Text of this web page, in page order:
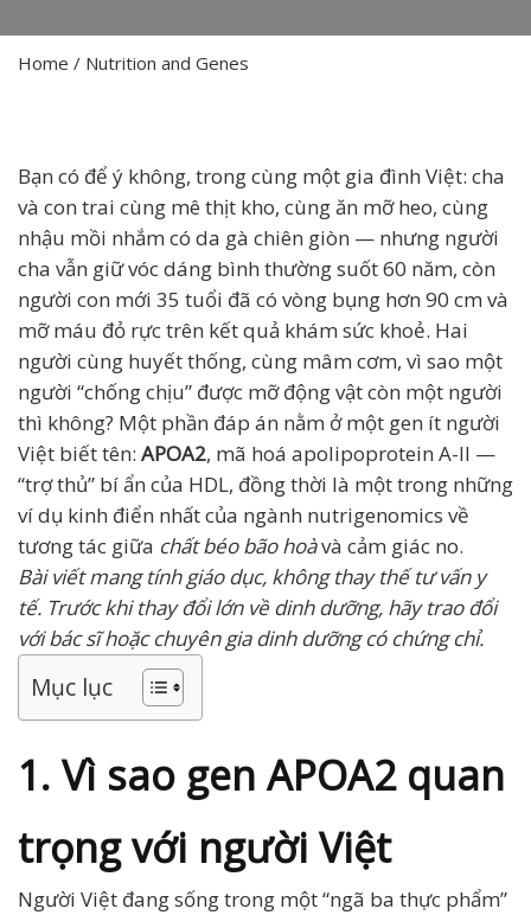
Home / Nutrition and Genes
Bạn có để ý không, trong cùng một gia đình Việt: cha
và con trai cùng mê thịt kho, cùng ăn mỡ heo, cùng
nhậu mồi nhắm có da gà chiên giòn — nhưng người
cha vẫn giữ vóc dáng bình thường suốt 60 năm, còn
người con mới 35 tuổi đã có vòng bụng hơn 90 cm và
mỡ máu đỏ rực trên kết quả khám sức khoẻ. Hai
người cùng huyết thống, cùng mâm cơm, vì sao một
người “chống chịu” được mỡ động vật còn một người
thì không? Một phần đáp án nằm ở một gen ít người
Việt biết tên: APOA2, mã hoá apolipoprotein A-II —
“trợ thủ” bí ẩn của HDL, đồng thời là một trong những
ví dụ kinh điển nhất của ngành nutrigenomics về
tương tác giữa chất béo bão hoàvà cảm giác no.
Bài viết mang tính giáo dục, không thay thế tư vấn y
tế. Trước khi thay đổi lớn về dinh dưỡng, hãy trao đổi
với bác sĩ hoặc chuyên gia dinh dưỡng có chứng chỉ.
Mục lục
1. Vì sao gen APOA2 quan
trọng với người Việt
Người Việt đang sống trong một “ngã ba thực phẩm”